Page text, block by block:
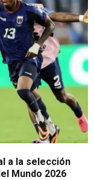
a la selección
Mundo 2026